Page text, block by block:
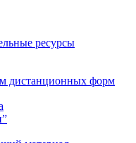
ресурсы
дистанционных форм